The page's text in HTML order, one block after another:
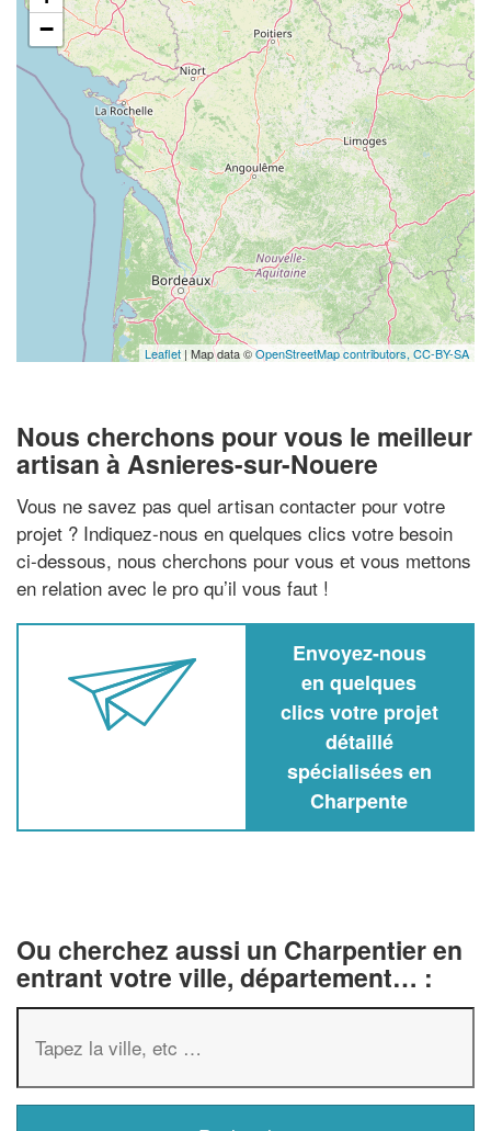
−
Leaflet | Map data ©OpenStreetMap contributors, CC-BY-SA
Nous cherchons pour vous le meilleur
artisan à Asnieres-sur-Nouere
Vous ne savez pas quel artisan contacter pour votre
projet ? Indiquez-nous en quelques clics votre besoin
ci-dessous, nous cherchons pour vous et vous mettons
en relation avec le pro qu’il vous faut !
Envoyez-nous
en quelques
clics votre projet
détaillé
spécialisées en
Charpente
Ou cherchez aussi un Charpentier en
entrant votre ville, département… :